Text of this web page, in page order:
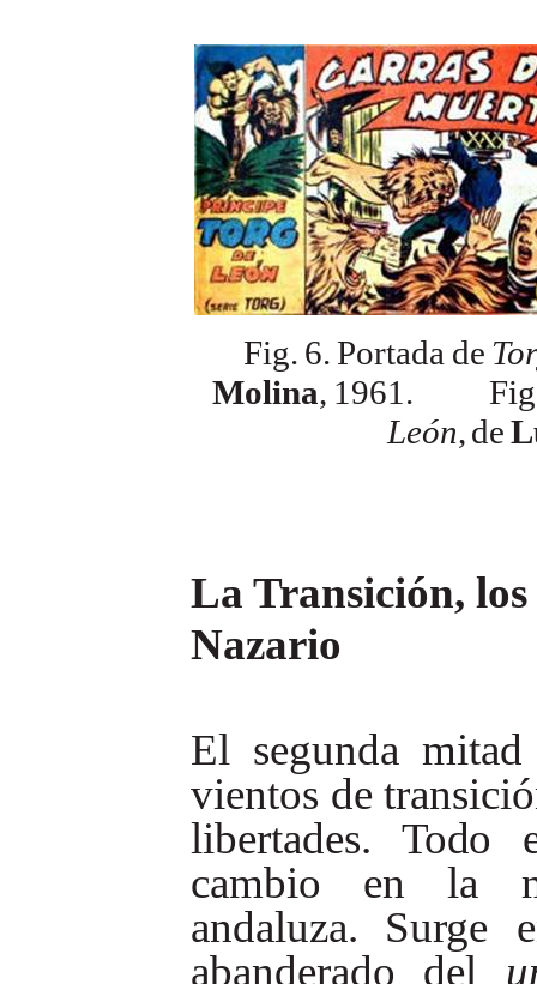
Fig. 6.Portada de
Molina, 1961.
León,de
La Transición,
Nazario
El segunda mitad
vientos de transi
libertades.
Todo
cambio
en la
andaluza.
Surge
abanderado
del